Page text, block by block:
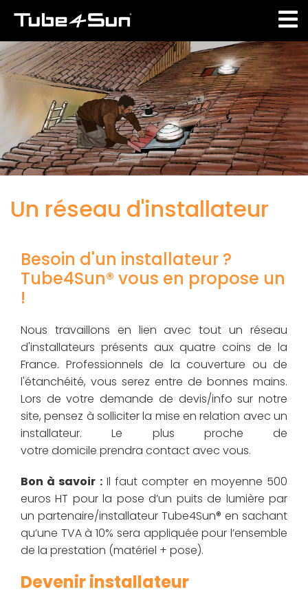
contenu
principal
Un réseau d'installateur
Besoin d'un installateur ?
Tube4Sun® vous en propose un
!
Nous travaillons en lien avec tout un réseau
d'installateurs présents aux quatre coins de la
France. Professionnels de la couverture ou de
l'étanchéité, vous serez entre de bonnes mains.
Lors de votre demande de devis/info sur notre
site, pensez à solliciter la mise en relation avec un
installateur. Le plus proche de
votre domicile prendra contact avec vous.
Bon à savoir :Il faut compter en moyenne 500
euros HT pour la pose d’un puits de lumière par
un partenaire/installateur Tube4Sun® en sachant
qu’une TVA à 10% sera appliquée pour l’ensemble
de la prestation (matériel + pose).
Devenir installateur